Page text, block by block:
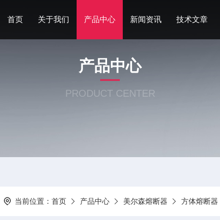
首页 关于我们 产品中心 新闻资讯 技术文章
产品中心
PRODUCT CENTER
当前位置： 首页 产品中心 美尔森熔断器 方体熔断器